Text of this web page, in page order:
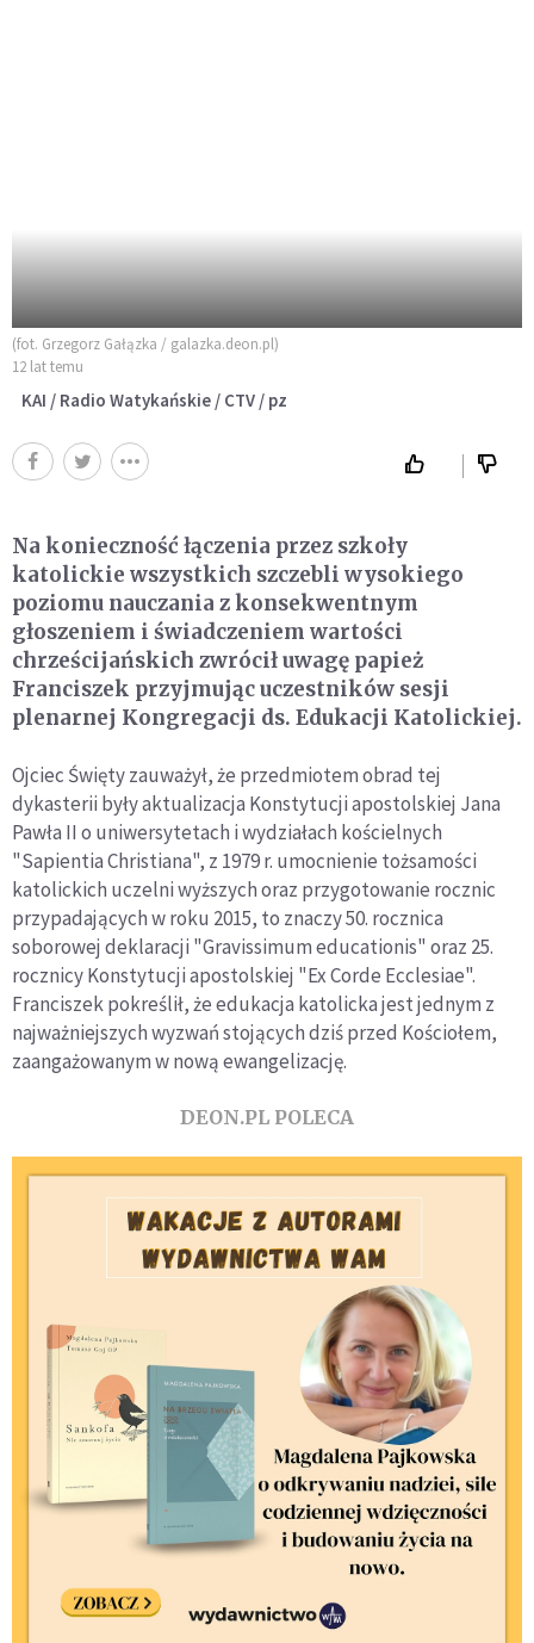
(fot. Grzegorz Gałązka / galazka.deon.pl)
12 lat temu
KAI / Radio Watykańskie / CTV / pz
Na konieczność łączenia przez szkoły
katolickie wszystkich szczebli wysokiego
poziomu nauczania z konsekwentnym
głoszeniem i świadczeniem wartości
chrześcijańskich zwrócił uwagę papież
Franciszek przyjmując uczestników sesji
plenarnej Kongregacji ds. Edukacji Katolickiej.
Ojciec Święty zauważył, że przedmiotem obrad tej
dykasterii były aktualizacja Konstytucji apostolskiej Jana
Pawła II o uniwersytetach i wydziałach kościelnych
"Sapientia Christiana", z 1979 r. umocnienie tożsamości
katolickich uczelni wyższych oraz przygotowanie rocznic
przypadających w roku 2015, to znaczy 50. rocznica
soborowej deklaracji "Gravissimum educationis" oraz 25.
rocznicy Konstytucji apostolskiej "Ex Corde Ecclesiae".
Franciszek pokreślił, że edukacja katolicka jest jednym z
najważniejszych wyzwań stojących dziś przed Kościołem,
zaangażowanym w nową ewangelizację.
DEON.PL POLECA